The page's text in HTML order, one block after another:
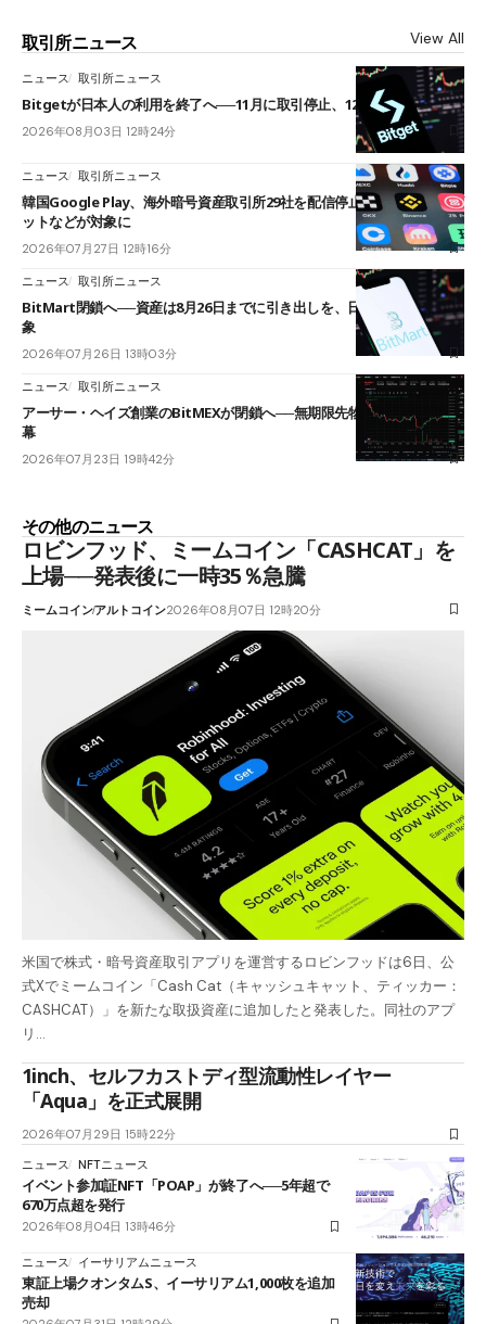
取引所ニュース View All
ニュース 取引所ニュース
Bitgetが日本人の利用を終了へ──11月に取引停止、12月末に強制決済
2026年08月03日 12時24分
ニュース 取引所ニュース
韓国Google Play、海外暗号資産取引所29社を配信停止──OKXやバイビ
ットなどが対象に
2026年07月27日 12時16分
ニュース 取引所ニュース
BitMart閉鎖へ──資産は8月26日までに引き出しを、日本人利用者も対
象
2026年07月26日 13時03分
ニュース 取引所ニュース
アーサー・ヘイズ創業のBitMEXが閉鎖へ──無期限先物を生んだ11年に
幕
2026年07月23日 19時42分
その他のニュース
ロビンフッド、ミームコイン「CASHCAT」を
上場──発表後に一時35％急騰
ミームコインアルトコイン2026年08月07日 12時20分
米国で株式・暗号資産取引アプリを運営するロビンフッドは6日、公
式Xでミームコイン「Cash Cat（キャッシュキャット、ティッカー：
CASHCAT）」を新たな取扱資産に追加したと発表した。同社のアプ
リ…
1inch、セルフカストディ型流動性レイヤー
「Aqua」を正式展開
2026年07月29日 15時22分
ニュース NFTニュース
イベント参加証NFT「POAP」が終了へ──5年超で
670万点超を発行
2026年08月04日 13時46分
ニュース イーサリアムニュース
東証上場クオンタムS、イーサリアム1,000枚を追加
売却